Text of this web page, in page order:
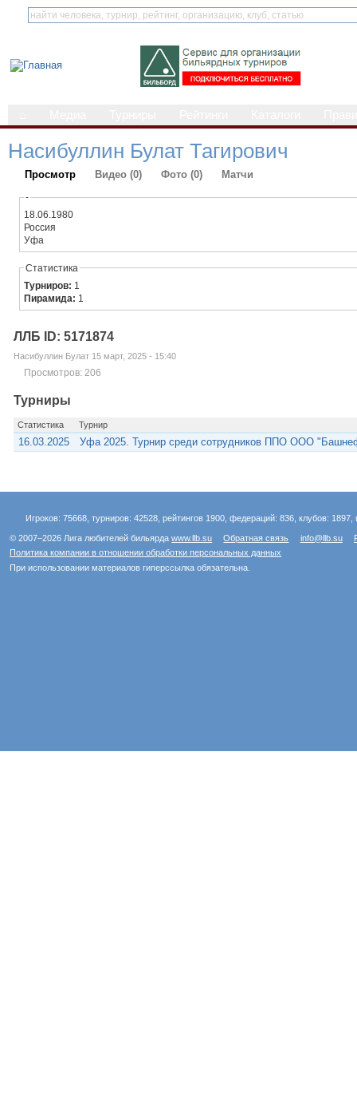
Насибуллин Булат Тагирович
Просмотр Видео (0) Фото (0) Матчи
-
18.06.1980
Россия
Уфа
Статистика
Турниров: 1
Пирамида: 1
ЛЛБ ID: 5171874
Насибуллин Булат 15 март, 2025 - 15:40
Просмотров: 206
Турниры
Статистика Турнир
16.03.2025 Уфа 2025. Турнир среди сотрудников ППО ООО
Игроков: 75668, турниров: 42528, рейтингов 1900, федераций: 836, клубов:
© 2007–2026 Лига любителей бильярдаwww.llb.su Обратная связь info@llb.su
Политика компании в отношении обработки персональных данных
При использовании материалов гиперссылка обязательна.